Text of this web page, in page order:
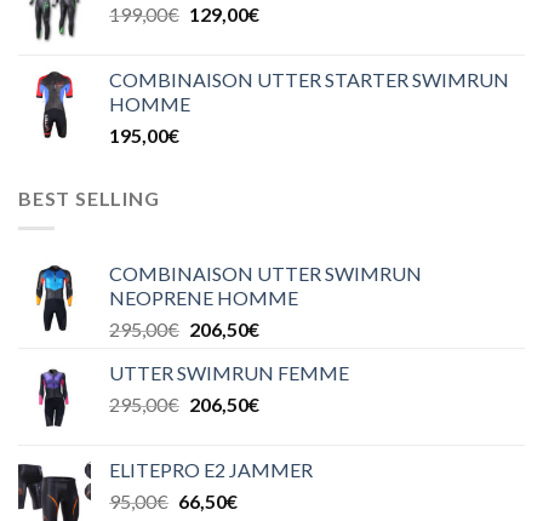
199,00€ 129,00€
COMBINAISON UTTER STARTER SWIMRUN
HOMME
195,00€
BEST SELLING
COMBINAISON UTTER SWIMRUN
NEOPRENE HOMME
295,00€ 206,50€
UTTER SWIMRUN FEMME
295,00€ 206,50€
ELITEPRO E2 JAMMER
95,00€ 66,50€